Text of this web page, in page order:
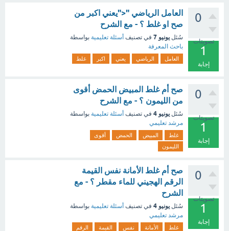
0
تصويتات
1
إجابة
العامل الرياضي "<"يعني اكبر من
صح او غلط ؟ - مع الشرح
سُئل يونيو 7 في تصنيف أسئلة تعليمية بواسطة
باحث المعرفة
العامل الرياضي يعني اكبر غلط
0
تصويتات
1
إجابة
صح أم غلط المبيض الحمض أقوى
من الليمون ؟ - مع الشرح
سُئل يونيو 4 في تصنيف أسئلة تعليمية بواسطة
مرشد تعليمي
غلط المبيض الحمض
أقوى
الليمون
0
تصويتات
1
إجابة
صح أم غلط الأمانة نفس القيمة
الرقم الهجيني للماء مقطر ؟ - مع
الشرح
سُئل يونيو 4 في تصنيف أسئلة تعليمية بواسطة
مرشد تعليمي
غلط الأمانة نفس القيمة
الرقم